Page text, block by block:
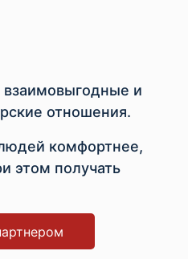
и
отношения.
комфортнее,
этом получать